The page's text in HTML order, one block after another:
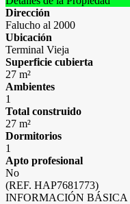
Dirección
Falucho al 2000
Ubicación
Terminal Vieja
Superficie cubierta
27 m²
Ambientes
1
Total construido
27 m²
Dormitorios
1
Apto profesional
No
(REF. HAP7681773)
INFORMACIÓN BÁSICA